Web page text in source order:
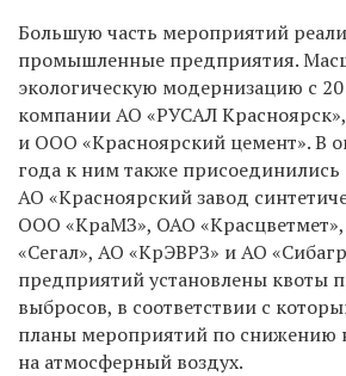
Большую часть мероприятий
промышленные предприятия.
экологическую модернизацию с
компании АО «РУСАЛ
и ООО «Красноярский цемент». В
года к ним также присоединились
АО «Красноярский завод
ООО «КраМЗ», ОАО
«Сегал», АО «КрЭВРЗ» и АО
предприятий установлены квоты
выбросов, в соответствии с
планы мероприятий по снижению
на атмосферный воздух.